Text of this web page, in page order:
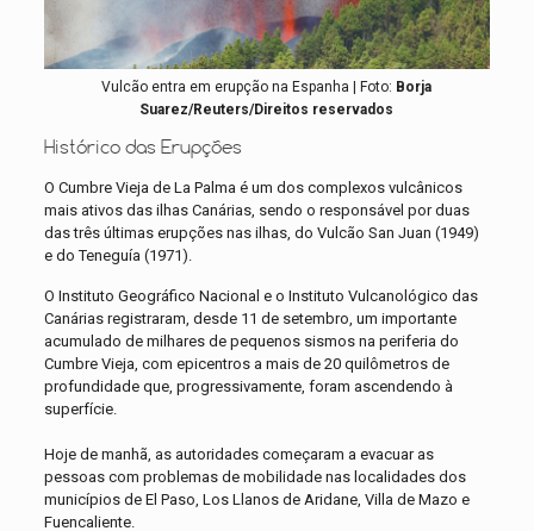
Vulcão entra em erupção na Espanha | Foto: Borja
Suarez/Reuters/Direitos reservados
Histórico das Erupções
O Cumbre Vieja de La Palma é um dos complexos vulcânicos
mais ativos das ilhas Canárias, sendo o responsável por duas
das três últimas erupções nas ilhas, do Vulcão San Juan (1949)
e do Teneguía (1971).
O Instituto Geográfico Nacional e o Instituto Vulcanológico das
Canárias registraram, desde 11 de setembro, um importante
acumulado de milhares de pequenos sismos na periferia do
Cumbre Vieja, com epicentros a mais de 20 quilômetros de
profundidade que, progressivamente, foram ascendendo à
superfície.
Hoje de manhã, as autoridades começaram a evacuar as
pessoas com problemas de mobilidade nas localidades dos
municípios de El Paso, Los Llanos de Aridane, Villa de Mazo e
Fuencaliente.